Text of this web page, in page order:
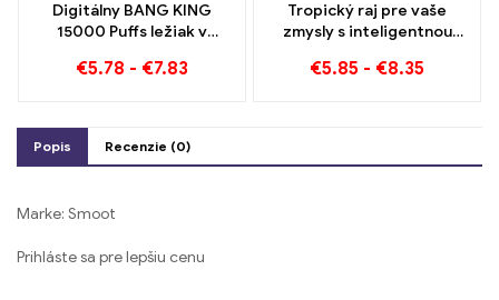
Digitálny BANG KING
15000 Puffs ležiak v
bez vlaku
€5.78 - €7.83
Tropický raj pre vaše
zmysly s inteligentnou
Bang King 15000 Bafať
€5.85 - €8.35
Popis Recenzie (0)
Marke: Smoot
Prihláste sa pre lepšiu cenu